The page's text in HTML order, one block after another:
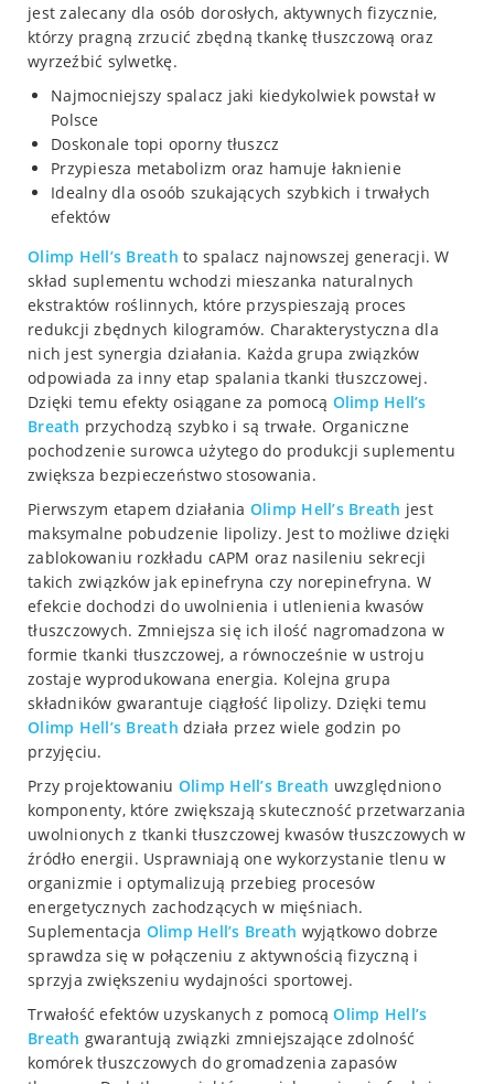
jest zalecany dla osób dorosłych, aktywnych fizycznie,
którzy pragną zrzucić zbędną tkankę tłuszczową oraz
wyrzeźbić sylwetkę.
Najmocniejszy spalacz jaki kiedykolwiek powstał w
Polsce
Doskonale topi oporny tłuszcz
Przypiesza metabolizm oraz hamuje łaknienie
Idealny dla osoób szukających szybkich i trwałych
efektów
Olimp Hell’s Breath to spalacz najnowszej generacji. W
skład suplementu wchodzi mieszanka naturalnych
ekstraktów roślinnych, które przyspieszają proces
redukcji zbędnych kilogramów. Charakterystyczna dla
nich jest synergia działania. Każda grupa związków
odpowiada za inny etap spalania tkanki tłuszczowej.
Dzięki temu efekty osiągane za pomocą Olimp Hell’s
Breath przychodzą szybko i są trwałe. Organiczne
pochodzenie surowca użytego do produkcji suplementu
zwiększa bezpieczeństwo stosowania.
Pierwszym etapem działania Olimp Hell’s Breath jest
maksymalne pobudzenie lipolizy. Jest to możliwe dzięki
zablokowaniu rozkładu cAPM oraz nasileniu sekrecji
takich związków jak epinefryna czy norepinefryna. W
efekcie dochodzi do uwolnienia i utlenienia kwasów
tłuszczowych. Zmniejsza się ich ilość nagromadzona w
formie tkanki tłuszczowej, a równocześnie w ustroju
zostaje wyprodukowana energia. Kolejna grupa
składników gwarantuje ciągłość lipolizy. Dzięki temu
Olimp Hell’s Breath działa przez wiele godzin po
przyjęciu.
Przy projektowaniu Olimp Hell’s Breath uwzględniono
komponenty, które zwiększają skuteczność przetwarzania
uwolnionych z tkanki tłuszczowej kwasów tłuszczowych w
źródło energii. Usprawniają one wykorzystanie tlenu w
organizmie i optymalizują przebieg procesów
energetycznych zachodzących w mięśniach.
Suplementacja Olimp Hell’s Breath wyjątkowo dobrze
sprawdza się w połączeniu z aktywnością fizyczną i
sprzyja zwiększeniu wydajności sportowej.
Trwałość efektów uzyskanych z pomocąOlimp Hell’s
Breath gwarantują związki zmniejszające zdolność
komórek tłuszczowych do gromadzenia zapasów